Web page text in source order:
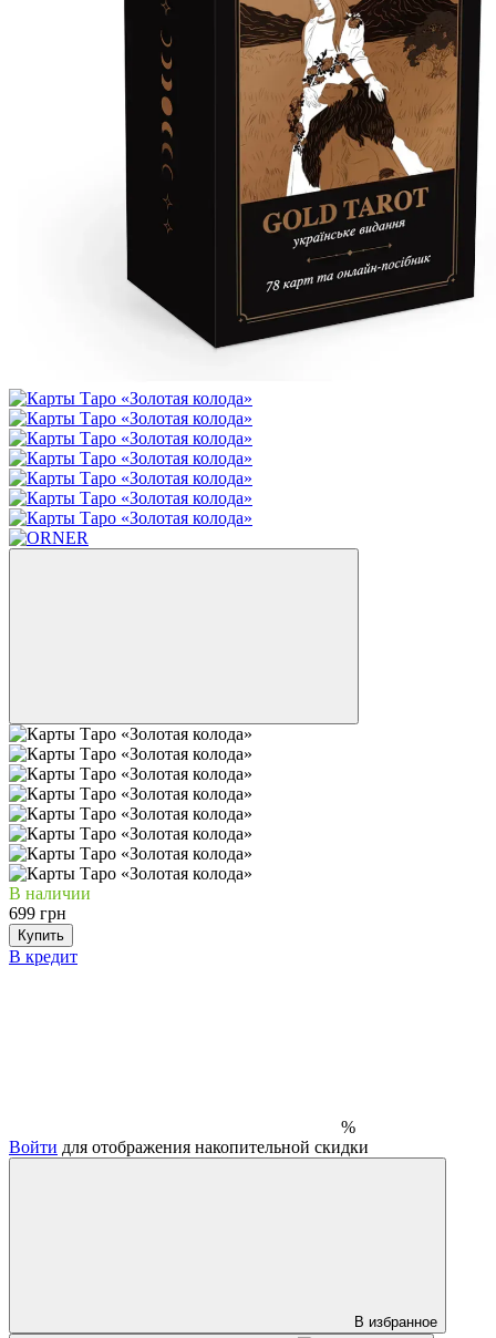
В наличии
699 грн
Купить
В кредит
%
Войти для отображения накопительной скидки
В избранное